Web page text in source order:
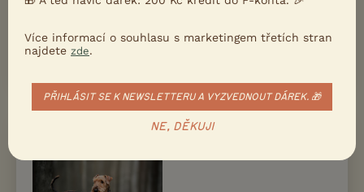
Více informací o souhlasu s marketingem třetích stran
najdete zde.
PŘIHLÁSIT SE K NEWSLETTERU A VYZVEDNOUT DÁREK. 🎁
NE, DĚKUJI